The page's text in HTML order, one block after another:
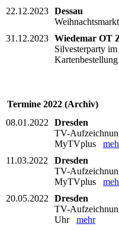
22.12.2023 Dessau
31.12.2023 Wiedemar OT
Silvesterparty
Termine 2022 (Archiv)
08.01.2022
Dresden
TV-
MyTVplus
11.03.2022
Dresden
TV-
MyTVplus
20.05.2022
Dresden
TV-
Uhr mehr